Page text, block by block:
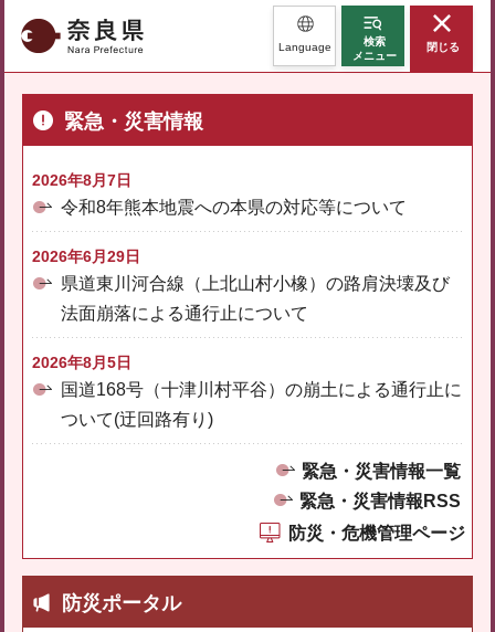
奈良県 Language
検索
メニュー
閉じる
緊急・災害情報
2026年8月7日
令和8年熊本地震への本県の対応等について
2026年6月29日
県道東川河合線（上北山村小橡）の路肩決壊及び
法面崩落による通行止について
2026年8月5日
国道168号（十津川村平谷）の崩土による通行止に
ついて(迂回路有り)
緊急・災害情報一覧
緊急・災害情報RSS
防災・危機管理ページ
防災ポータル